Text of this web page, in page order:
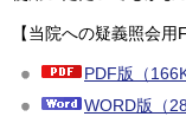
【当院への疑義照会用
PDF版（
WORD版（